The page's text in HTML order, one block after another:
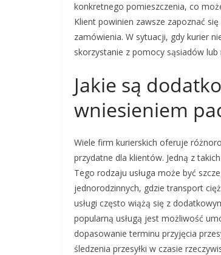
konkretnego pomieszczenia, co
Klient powinien zawsze zapoznać
zamówienia. W sytuacji, gdy kurier
skorzystanie z pomocy sąsiadów lub
Jakie są
wniesieniem
Wiele firm kurierskich oferuje
przydatne dla klientów. Jedną z
Tego rodzaju usługa może być
jednorodzinnych, gdzie transport
usługi często wiążą się z
popularną usługą jest możliwość
dopasowanie terminu przyjęcia
śledzenia przesyłki w czasie